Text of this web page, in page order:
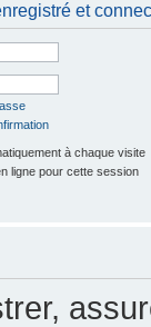
et
à chaque visite
ligne pour cette session